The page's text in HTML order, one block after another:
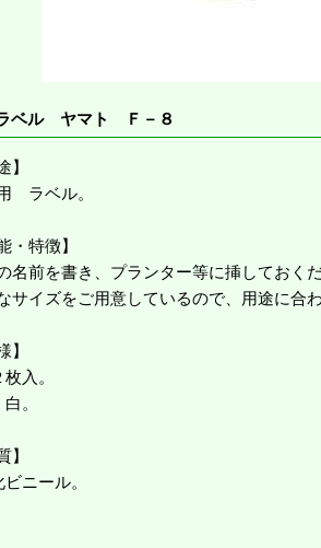
ベル ヤマト Ｆ－８
】
ラベル。
・特徴】
名前を書き、プランター等に挿しておく
サイズをご用意しているので、用途に合
】
入。
。
】
ニール。